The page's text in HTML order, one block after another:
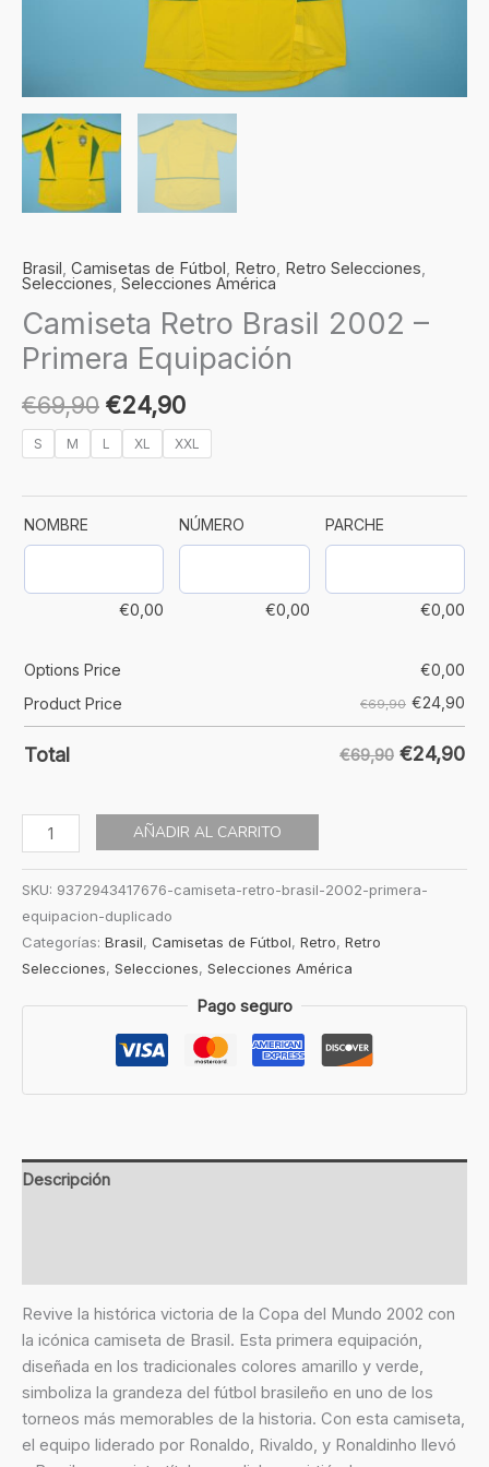
Brasil, Camisetas de Fútbol, Retro, Retro Selecciones,
Selecciones, Selecciones América
Camiseta Retro Brasil 2002 –
Primera Equipación
€69,90 €24,90
S M L XL XXL
NOMBRE
€0,00
NÚMERO
€0,00
PARCHE
€0,00
Options Price €0,00
Product Price
€69,90 €24,90
Total €69,90 €24,90
AÑADIR AL CARRITO
SKU: 9372943417676-camiseta-retro-brasil-2002-primera-
equipacion-duplicado
Categorías: Brasil, Camisetas de Fútbol, Retro, Retro
Selecciones, Selecciones, Selecciones América
Pago seguro
Descripción
Revive la histórica victoria de la Copa del Mundo 2002 con
la icónica camiseta de Brasil. Esta primera equipación,
diseñada en los tradicionales colores amarillo y verde,
simboliza la grandeza del fútbol brasileño en uno de los
torneos más memorables de la historia. Con esta camiseta,
el equipo liderado por Ronaldo, Rivaldo, y Ronaldinho llevó